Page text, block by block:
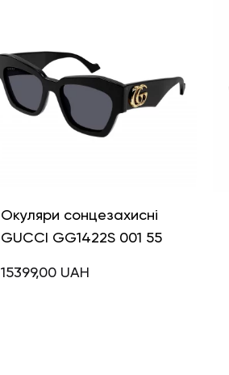
Окуляри сонцезахисні
GUCCI GG1422S 001 55
15399,00 UAH